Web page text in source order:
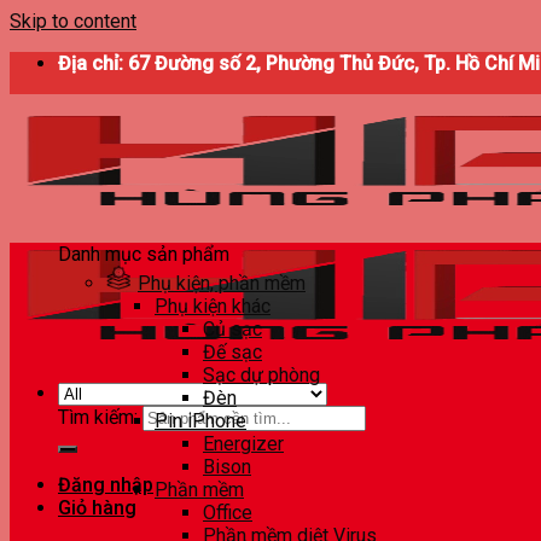
Skip to content
Địa chỉ: 67 Đường số 2, Phường Thủ Đức, Tp. Hồ Chí
Tìm kiếm:
Đăng nhập
Giỏ hàng
Danh mục sản phẩm
Phụ kiện, phần mềm
Phụ kiện khác
Củ sạc
Đế sạc
Sạc dự phòng
Đèn
Pin iPhone
Energizer
Bison
Phần mềm
Office
Phần mềm diệt Virus